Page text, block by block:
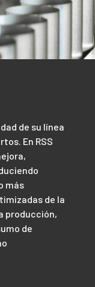
de su línea
En RSS
más
de la
producción,
de